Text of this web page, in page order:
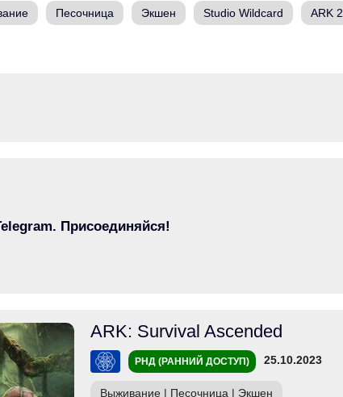
Песочница Экшен Studio Wildcard ARK 2
Присоединяйся!
ARK: Survival Ascended
РНД (РАННИЙ ДОСТУП) 25.10.2023
Выживание | Песочница | Экшен